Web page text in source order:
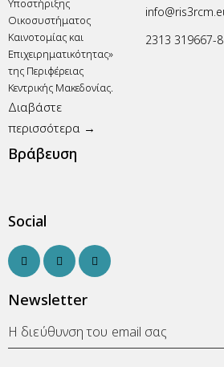
Υποστήριξης
Οικοσυστήματος
Καινοτομίας και
Επιχειρηματικότητας»
της Περιφέρειας
Κεντρικής Μακεδονίας.
Διαβάστε
περισσότερα →
Βράβευση
2313 319667-8
Social
Newsletter